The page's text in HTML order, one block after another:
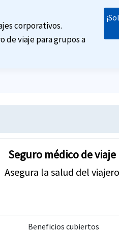
corporativos.
de viaje para grupos a
Seguro médico de viaje
Asegura la salud del viajero
Beneficios cubiertos